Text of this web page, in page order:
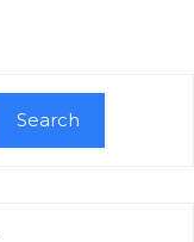
Search